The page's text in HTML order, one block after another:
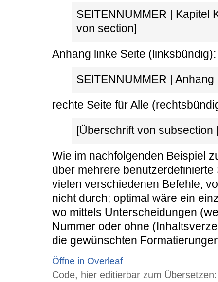
SEITENNUMMER | Kapitel
von section]
Anhang linke Seite (linksbündig):
SEITENNUMMER |
rechte Seite für Alle
[Überschrift von subsection
Wie im nachfolgenden Beispiel
über mehrere
vielen verschiedenen Befehle,
nicht durch; optimal wäre ein
wo mittels Unterscheidungen
Nummer oder ohne
die gewünschten
Öffne in Overleaf
Code, hier editierbar zum Übersetzen: